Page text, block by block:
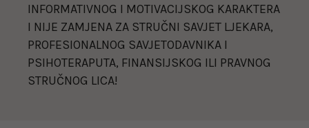
INFORMATIVNOG I MOTIVACIJSKOG KARAKTERA
I NIJE ZAMJENA ZA STRUČNI SAVJET LJEKARA,
PROFESIONALNOG SAVJETODAVNIKA I
PSIHOTERAPUTA, FINANSIJSKOG ILI PRAVNOG
STRUČNOG LICA!